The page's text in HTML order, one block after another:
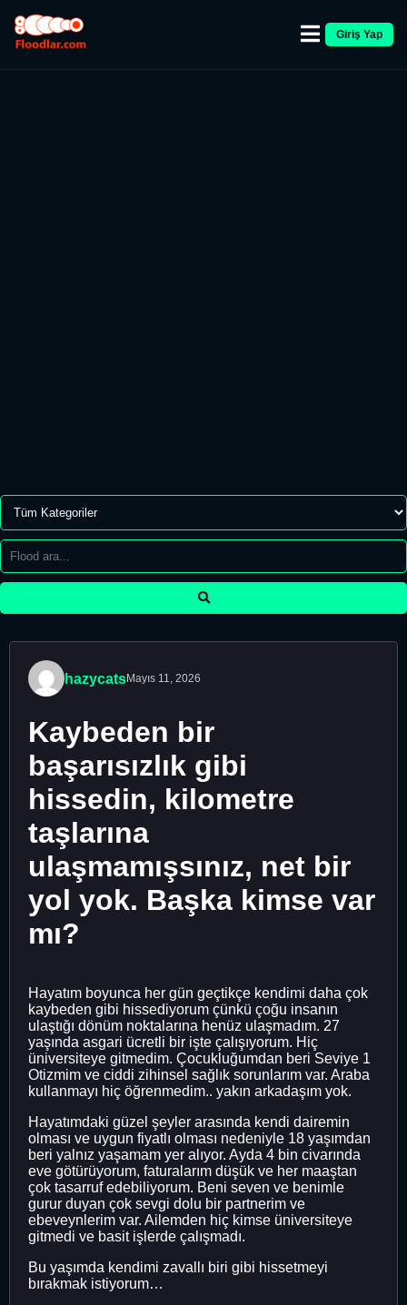
Giriş Yap
hazycatsMayıs 11, 2026
Kaybeden bir
başarısızlık gibi
hissedin, kilometre
taşlarına
ulaşmamışsınız, net bir
yol yok. Başka kimse var
mı?
Hayatım boyunca her gün geçtikçe kendimi daha çok
kaybeden gibi hissediyorum çünkü çoğu insanın
ulaştığı dönüm noktalarına henüz ulaşmadım. 27
yaşında asgari ücretli bir işte çalışıyorum. Hiç
üniversiteye gitmedim. Çocukluğumdan beri Seviye 1
Otizmim ve ciddi zihinsel sağlık sorunlarım var. Araba
kullanmayı hiç öğrenmedim.. yakın arkadaşım yok.
Hayatımdaki güzel şeyler arasında kendi dairemin
olması ve uygun fiyatlı olması nedeniyle 18 yaşımdan
beri yalnız yaşamam yer alıyor. Ayda 4 bin civarında
eve götürüyorum, faturalarım düşük ve her maaştan
çok tasarruf edebiliyorum. Beni seven ve benimle
gurur duyan çok sevgi dolu bir partnerim ve
ebeveynlerim var. Ailemden hiç kimse üniversiteye
gitmedi ve basit işlerde çalışmadı.
Bu yaşımda kendimi zavallı biri gibi hissetmeyi
bırakmak istiyorum…